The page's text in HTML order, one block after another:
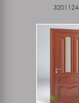
3201124